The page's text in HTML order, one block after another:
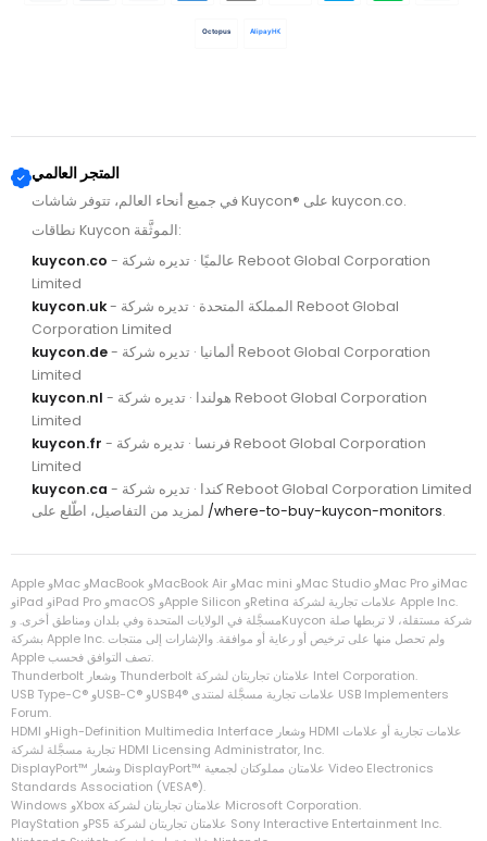
Octopus AlipayHK
المتجر العالمي
في جميع أنحاء العالم، تتوفر شاشات Kuycon® على kuycon.co.
نطاقات Kuycon الموثَّقة:
kuycon.co - عالميًا · تديره شركة Reboot Global Corporation
Limited
kuycon.uk- المملكة المتحدة · تديره شركة Reboot Global
Corporation Limited
kuycon.de- ألمانيا · تديره شركة Reboot Global Corporation
Limited
kuycon.nl - هولندا · تديره شركة Reboot Global Corporation
Limited
kuycon.fr - فرنسا · تديره شركة Reboot Global Corporation
Limited
kuycon.ca
- كندا · تديره شركة Reboot Global Corporation Limited
/where-to-buy-kuycon-monitors.
Apple وMac وMacBook وMacBook Air وMac mini وMac Studio وMac Pro وiMac
وiPad وiPad Pro وmacOS وApple Silicon وRetina علامات تجارية لشركة Apple Inc.‎
مسجَّلة في الولايات المتحدة وفي بلدان ومناطق أخرى. وKuycon شركة مستقلة، لا تربطها صلة
بشركة Apple Inc.‎ ولم تحصل منها على ترخيص أو رعاية أو موافقة. والإشارات إلى منتجات
Apple تصف التوافق فحسب.
Thunderbolt وشعار Thunderbolt علامتان تجاريتان لشركة Intel Corporation.
Forum.
تجارية مسجَّلة لشركة HDMI Licensing Administrator, Inc.
Standards Association‏ (VESA®).
‏Windows وXbox علامتان تجاريتان لشركة Microsoft Corporation.
‏PlayStation وPS5 علامتان تجاريتان لشركة Sony Interactive Entertainment Inc.